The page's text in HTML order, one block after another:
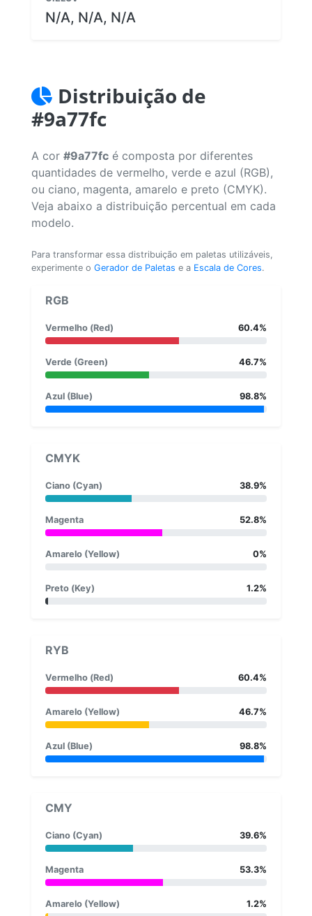
N/A, N/A, N/A
Distribuição de
#9a77fc
A cor #9a77fc é composta por diferentes
quantidades de vermelho, verde e azul (RGB),
ou ciano, magenta, amarelo e preto (CMYK).
Veja abaixo a distribuição percentual em cada
modelo.
Para transformar essa distribuição em paletas utilizáveis,
experimente o Gerador de Paletas e a Escala de Cores.
RGB
Vermelho (Red) 60.4%
Verde (Green) 46.7%
Azul (Blue) 98.8%
CMYK
Ciano (Cyan) 38.9%
Magenta 52.8%
Amarelo (Yellow) 0%
Preto (Key) 1.2%
RYB
Vermelho (Red) 60.4%
Amarelo (Yellow) 46.7%
Azul (Blue) 98.8%
CMY
Ciano (Cyan) 39.6%
Magenta 53.3%
Amarelo (Yellow) 1.2%